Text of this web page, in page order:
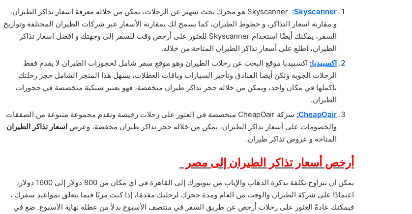
Skyscanner :Skyscanner
هو محرك بحث شهير عن الرحلات، يمكن من خلاله معرفة اسعار تذاكر الطيران،
و مقارنة اسعار التذاكر، و خطوط الطيران، كما يسمح لك بمقارنة الأسعار عبر شركات الطيران المختلفة وتواريخ
السفر، يمكنك أيضًا استخدام Skyscanner للعثور على أرخص وقت للسفر إلى وجهتك و افضل اسعار تذاكر
الطيران، اطلع على أسعار تذاكر الطيران المتاحة من خلاله.
اكسبيديا: اكسبيديا موقع البحث عن رحلات الطيران وهو موقع سفر شامل لحجوزات الطيران لا يقدم فقط
الرحلات الجوية ولكن أيضا الفنادق وتأجير السيارات وباقات العطلات، يسهل هذا المتجر الشامل حجز رحلتك
بأكملها في مكان واحد، ويمكن من خلاله حجز تذاكر طيران منخفضة، فهو يعتبر شبكية متخصصة في حجوزات
الطيران.
CheapOair
:
شركة CheapOair متخصصة في العثور على رحلات رخيصة وتقدم مجموعة متنوعة من الصفقات
والخصومات على أسعار تذاكر الطيران، يمكن من خلاله حجز تذاكر طيران مخفضة، وعرض اسعار تذاكر الطيران
المتاحة و عروض تذاكر طيران.
أرخص أسعار تذاكر الطيران إلى مصر
يمكن أن تتراوح تكلفة تذكرة الذهاب والإياب من نيويورك إلى القاهرة في أي مكان من 800 دولار إلى 1600 دولار،
اعتمادًا على شركة الطيران والوقت من العام ومدة حجزك لرحلتك مقدمًا، إذا كنت مرنًا فيما يتعلق بمواعيد سفرك ،
فيمكنك عادةً العثور على رحلات أرخص عن طريق السفر في منتصف الأسبوع بدلاً من عطلة نهاية الأسبوع. ضع في